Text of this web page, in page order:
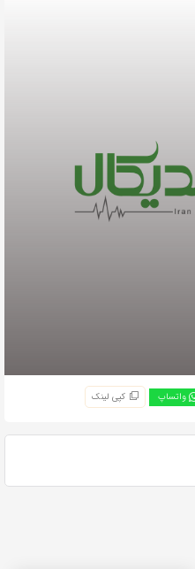
واتساپ کپی لینک